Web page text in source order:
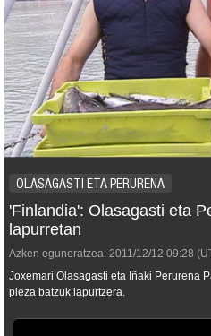
OLASAGASTI ETA PERURENA
'Finlandia': Olasagasti eta
lapurretan
Azken eguneratzea: 2011/12/12 09:28
Joxemari Olasagasti eta Iñaki Perurena
pieza batzuk lapurtzera.